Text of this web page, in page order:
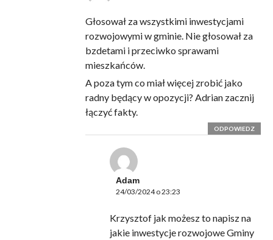
Głosował za wszystkimi inwestycjami
rozwojowymi w gminie. Nie głosował za
bzdetami i przeciwko sprawami
mieszkańców.
A poza tym co miał więcej zrobić jako
radny będący w opozycji? Adrian zacznij
łączyć fakty.
ODPOWIEDZ
Adam
24/03/2024 o 23:23
Krzysztof jak możesz to napisz na
jakie inwestycje rozwojowe Gminy